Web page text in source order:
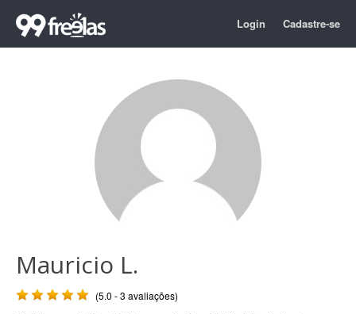
Login Cadastre-se
Mauricio L.
(5.0 - 3 avaliações)